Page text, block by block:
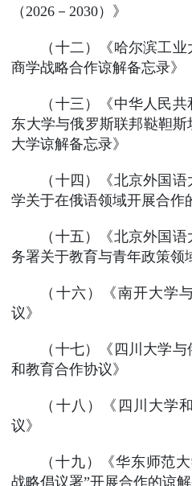
（2026－2030）》
（十二）《哈尔滨工
商学战略合作谅解备忘录》
（十三）《中华人民
东大学与俄罗斯联邦鞑靼
大学谅解备忘录》
（十四）《北京外国
学关于在俄语领域开展合作
（十五）《北京外国
务署关于教育与青年政策领
（十六）《南开大学
议》
（十七）《四川大学
和教育合作协议》
（十八）《四川大学
议》
（十九）《华东师范
战略倡议署”开展合作的谅解